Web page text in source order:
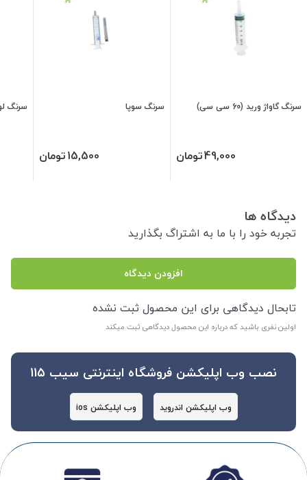
سرنگ گاواژ ورید (60 سی سی)
49,000تومان
سرنگ سوپا
15,500تومان
سرنگ
دیدگاه ها
تجربه خود را با ما به اشتراگ بگذارید
افزودن دیدگاه
تابحال دیدگاهی برای این محصول ثبت نشده
اولین نفری باشید که درباره این محصول دیدگاهی ثبت میکند
نصب وب اپلیکشن فروشگاه اینترنتی سیب 115
وب اپلیکشن اندروید وب اپلیکشن ios